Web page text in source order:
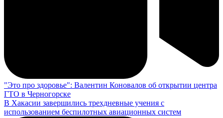
"Это про здоровье": Валентин Коновалов об открытии центра
ГТО в Черногорске
В Хакасии завершились трехдневные учения с
использованием беспилотных авиационных систем